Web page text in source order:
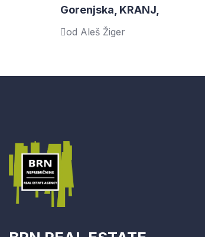
Gorenjska, KRANJ,
od Aleš Žiger